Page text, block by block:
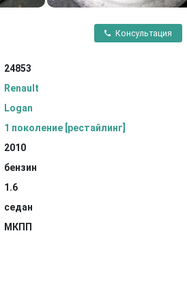
Консультация
24853
Renault
Logan
1 поколение [рестайлинг]
2010
бензин
1.6
седан
МКПП